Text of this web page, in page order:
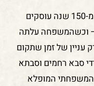
אז כמו שאתם מבינים, כבר יותר מ-150 שנה עוסקים
וכשהמשפחה עלתה
– זה היה רק עניין של זמן שתקום
סבא רחמים וסבתא
המשפחתי המופלא